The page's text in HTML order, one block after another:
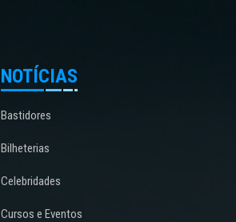
NOTÍCIAS
Bastidores
Bilheterias
Celebridades
Cursos e Eventos